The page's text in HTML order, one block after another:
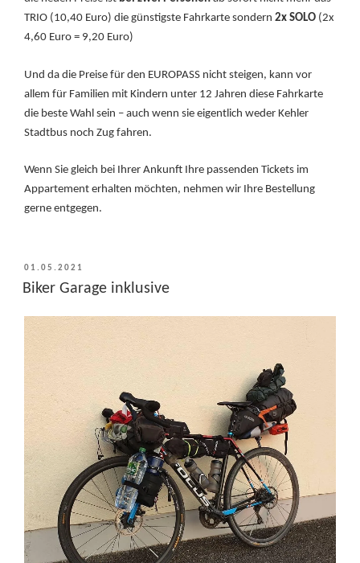
TRIO (10,40 Euro) die günstigste Fahrkarte sondern 2x SOLO (2x
4,60 Euro = 9,20 Euro)
Und da die Preise für den EUROPASS nicht steigen, kann vor
allem für Familien mit Kindern unter 12 Jahren diese Fahrkarte
die beste Wahl sein – auch wenn sie eigentlich weder Kehler
Stadtbus noch Zug fahren.
Wenn Sie gleich bei Ihrer Ankunft Ihre passenden Tickets im
Appartement erhalten möchten, nehmen wir Ihre Bestellung
gerne entgegen.
VERÖFFENTLICHT
AM
01.05.2021
Biker Garage inklusive